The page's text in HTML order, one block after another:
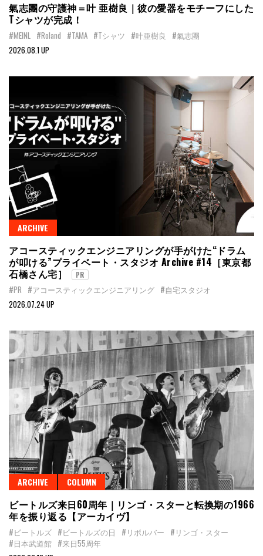
氣志團の守護神＝叶 亜樹良｜彼の愛器をモチーフにした
Tシャツが完成！
#MEINL #Roland #TAMA #Tシャツ #叶亜樹良
#氣志團
2026.08.1 UP
ARCHIVE
アコースティックエンジニアリングが手がけた“ドラム
が叩ける”プライベート・スタジオ Archive #14［東京都
石橋さん宅］
PR
#PR #アコースティックエンジニアリング #自宅スタジオ
2026.07.24 UP
ARCHIVE COLUMN
ビートルズ来日60周年｜リンゴ・スターと転換期の1966
年を振り返る【アーカイヴ】
#ビートルズ #ビートルズの日 #リボルバー #リンゴ・スター
#日本武道館 #来日55周年